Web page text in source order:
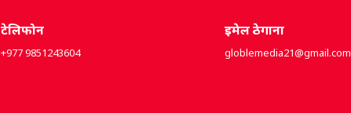
टेलिफोन
+977 9851243604
इमेल ठेगाना
globlemedia21@gmail.com